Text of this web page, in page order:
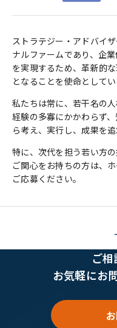
ストラテジー・アドバイ
ナルファームであり、企
を実現するため、革新的
となることを使命としてい
私たちは常に、若干名の人
経験の多寡にかかわらず
ら考え、実行し、成果を
特に、次代を担う若い方
ご関心をお持ちの方は、
ご応募ください。
ご相
お気軽にお